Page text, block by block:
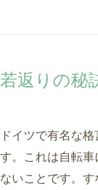
若返りの秘
ドイツで有名な
す。これは自転
ないことです。